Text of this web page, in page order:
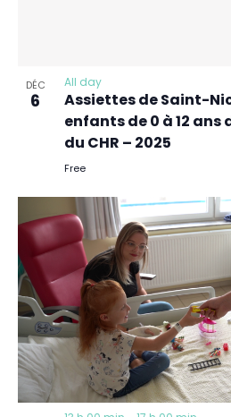
DÉC
6
All day
Assiettes de Saint-
enfants de 0 à 12
du CHR – 2025
Free